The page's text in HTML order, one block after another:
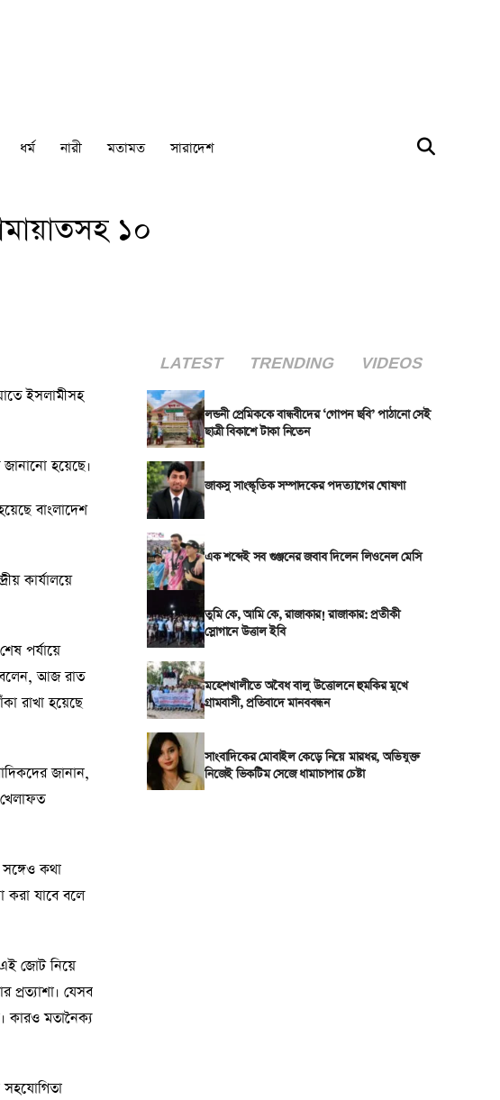
ধর্ম নারী মতামত সারাদেশ
১০
ইসলামীসহ
জানানো হয়েছে।
বাংলাদেশ
কার্যালয়ে
পর্যায়ে
বলেন, আজ রাত
রাখা হয়েছে
জানান,
কথা
করা যাবে বলে
জোট নিয়ে
প্রত্যাশা। যেসব
কারও মতানৈক্য
সহযোগিতা
LATEST TRENDING VIDEOS
লন্ডনী প্রেমিককে বান্ধবীদের ‘গোপন ছবি’ পাঠানো সেই
ছাত্রী বিকাশে টাকা নিতেন
জাকসু সাংস্কৃতিক সম্পাদকের পদত্যাগের ঘোষণা
এক শব্দেই সব গুঞ্জনের জবাব দিলেন লিওনেল মেসি
তুমি কে, আমি কে, রাজাকার! রাজাকার: প্রতীকী
স্লোগানে উত্তাল ইবি
মহেশখালীতে অবৈধ বালু উত্তোলনে হুমকির মুখে
গ্রামবাসী, প্রতিবাদে মানববন্ধন
সাংবাদিকের মোবাইল কেড়ে নিয়ে মারধর, অভিযুক্ত
নিজেই ভিকটিম সেজে ধামাচাপার চেষ্টা